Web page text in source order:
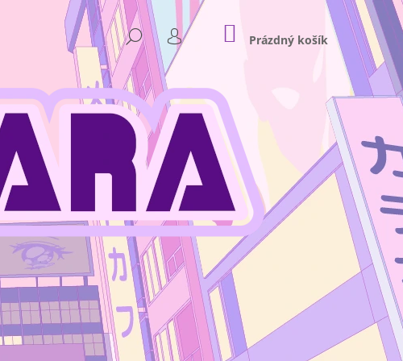
HLEDAT
PŘIHLÁŠENÍ
NÁKUPNÍ
KOŠÍK
Prázdný košík
- MONKEY D. LUFFY GEAR 4